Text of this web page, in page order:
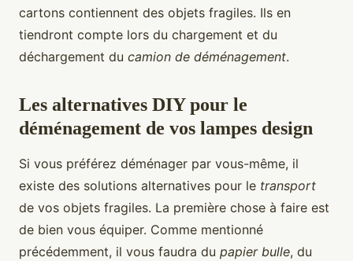
cartons contiennent des objets fragiles. Ils en
tiendront compte lors du chargement et du
déchargement du camion de déménagement.
Les alternatives DIY pour le
déménagement de vos lampes design
Si vous préférez déménager par vous-même, il
existe des solutions alternatives pour le transport
de vos objets fragiles. La première chose à faire est
de bien vous équiper. Comme mentionné
précédemment, il vous faudra du papier bulle, du